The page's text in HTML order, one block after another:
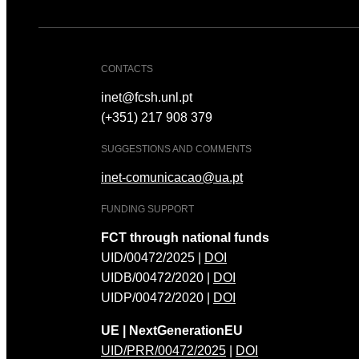
CONTACTS
inet@fcsh.unl.pt
(+351) 217 908 379
SUGGESTIONS AND COMMENTS
inet-comunicacao@ua.pt
FUNDING SUPPORT
FCT through national funds
UID/00472/2025 |
DOI
UIDB/00472/2020 |
DOI
UIDP/00472/2020 |
DOI
UE | NextGenerationEU
UID/PRR/00472/2025
DOI